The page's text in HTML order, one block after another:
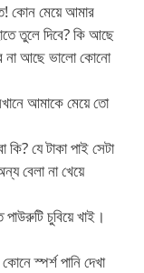
কোন মেয়ে আমার
তুলে দিবে? কি আছে
না আছে ভালো কোনো
আমাকে মেয়ে তো
যে টাকা পাই সেটা
বেলা না খেয়ে
পাউরুটি চুবিয়ে খাই।
স্পর্শ পানি দেখা